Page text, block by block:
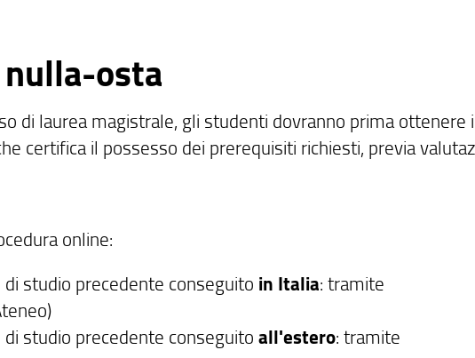
osta
di laurea magistrale, gli studenti dovranno prima ottenere
certifica il possesso dei prerequisiti richiesti, previa
online:
studio precedente conseguito in Italia: tramite
studio precedente conseguito all'estero: tramite